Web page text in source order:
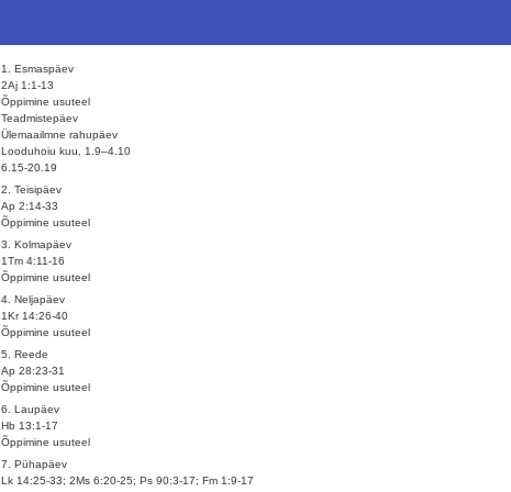
1. Esmaspäev
2Aj 1:1-13
Õppimine usuteel
Teadmistepäev
Ülemaailmne rahupäev
Looduhoiu kuu, 1.9–4.10
6.15-20.19
2. Teisipäev
Ap 2:14-33
Õppimine usuteel
3. Kolmapäev
1Tm 4:11-16
Õppimine usuteel
4. Neljapäev
1Kr 14:26-40
Õppimine usuteel
5. Reede
Ap 28:23-31
Õppimine usuteel
6. Laupäev
Hb 13:1-17
Õppimine usuteel
7. Pühapäev
Lk 14:25-33; 2Ms 6:20-25; Ps 90:3-17; Fm 1:9-17